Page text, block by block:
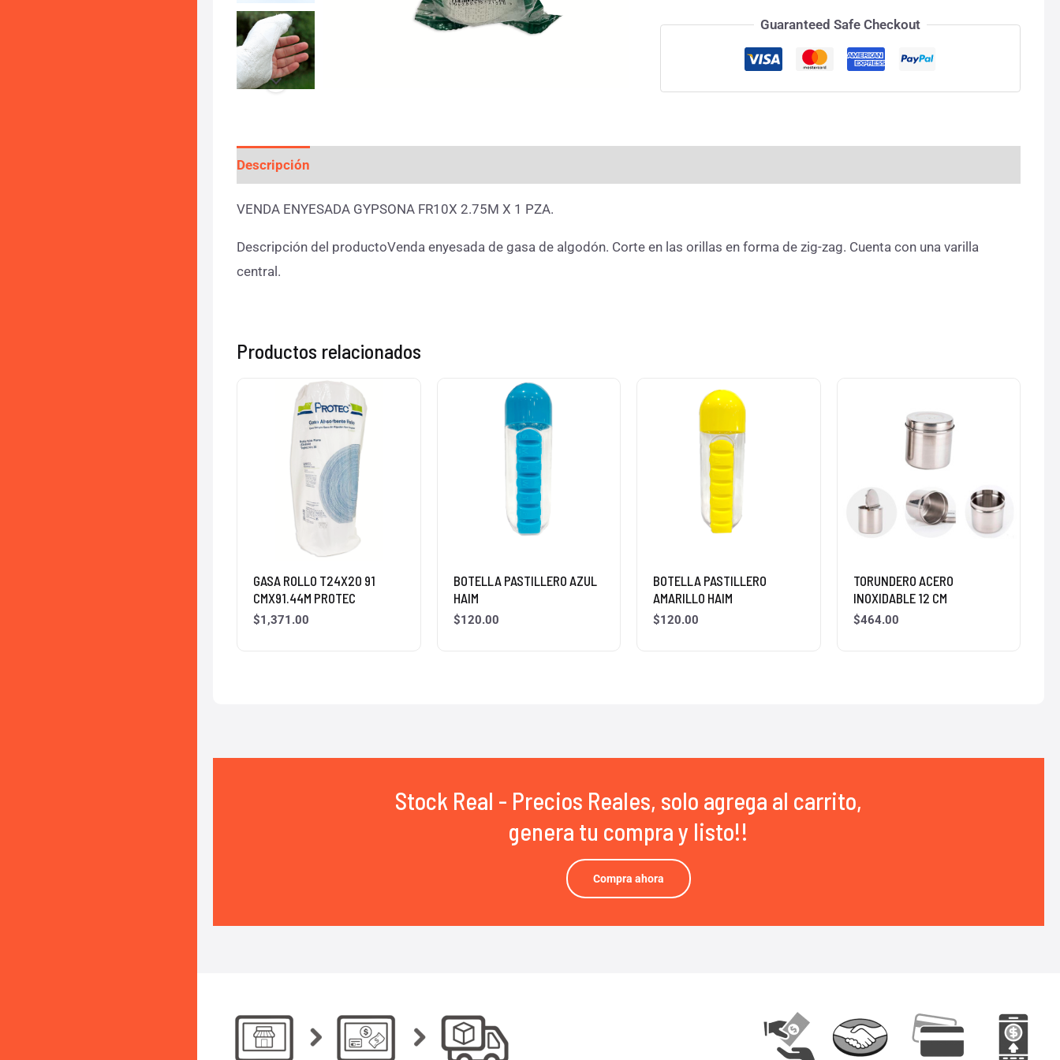
Guaranteed Safe Checkout
Descripción
VENDA ENYESADA GYPSONA FR10X 2.75M X 1 PZA.
Descripción del productoVenda enyesada de gasa de algodón. Corte en las orillas en forma de zig-zag. Cuenta con una varilla
central.
Productos relacionados
GASA ROLLO T24X20 91
CMX91.44M PROTEC
$1,371.00
BOTELLA PASTILLERO AZUL
HAIM
$120.00
BOTELLA PASTILLERO
AMARILLO HAIM
$120.00
TORUNDERO ACERO
INOXIDABLE 12 CM
$464.00
Stock Real - Precios Reales, solo agrega al carrito,
genera tu compra y listo!!
Compra ahora